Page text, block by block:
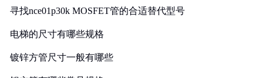
寻找nce01p30k MOSFET管的合适替代型号
电梯的尺寸有哪些规格
镀锌方管尺寸一般有哪些